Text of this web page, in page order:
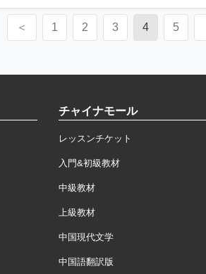
＜ 1 2 3 4 5
チャイナモール
レッスンチケット
入門&初級教材
中級教材
上級教材
中国現代文学
中国語翻訳版